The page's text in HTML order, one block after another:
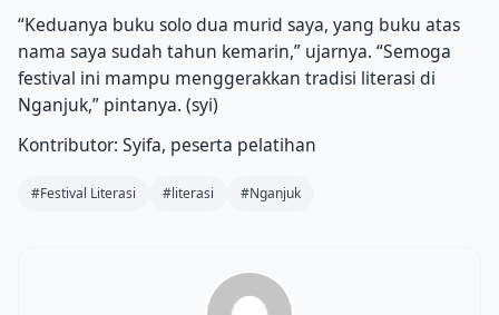
“Keduanya buku solo dua murid saya, yang buku atas
nama saya sudah tahun kemarin,” ujarnya. “Semoga
festival ini mampu menggerakkan tradisi literasi di
Nganjuk,” pintanya. (syi)
Kontributor: Syifa, peserta pelatihan
#Festival Literasi #literasi #Nganjuk